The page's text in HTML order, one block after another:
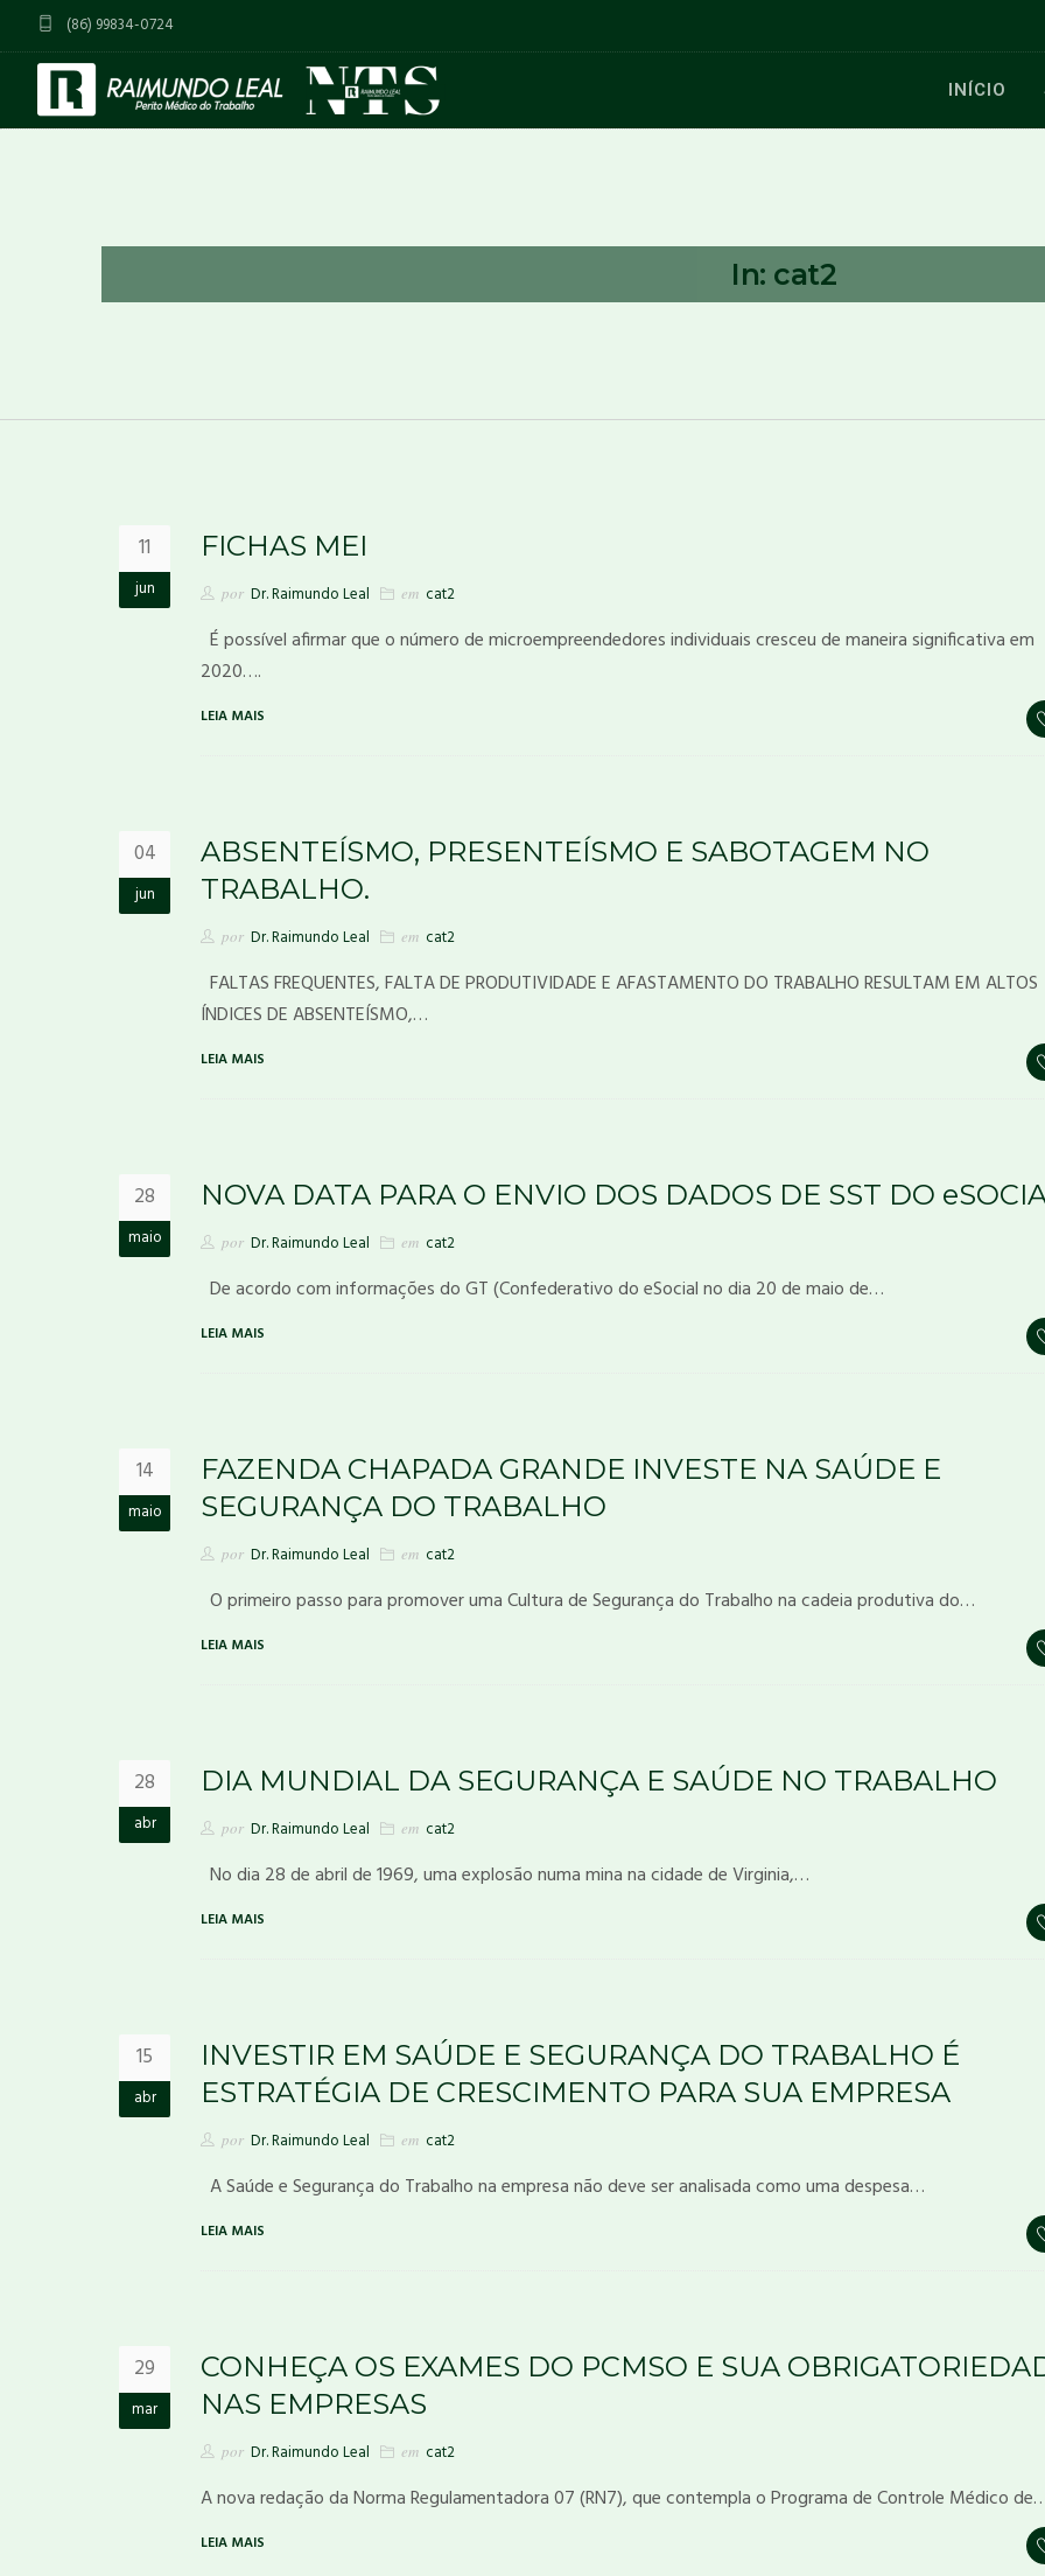
(86) 99834-0724
INÍCIO
In: cat2
11
jun
FICHAS MEI
por Dr. Raimundo Leal em cat2
É possível afirmar que o número de microempreendedores individuais cresceu de maneira significativa em
2020….
LEIA MAIS
04
jun
ABSENTEÍSMO, PRESENTEÍSMO E SABOTAGEM NO
TRABALHO.
por Dr. Raimundo Leal em cat2
FALTAS FREQUENTES, FALTA DE PRODUTIVIDADE E AFASTAMENTO DO TRABALHO RESULTAM EM ALTOS
ÍNDICES DE ABSENTEÍSMO,…
LEIA MAIS
28
maio
NOVA DATA PARA O ENVIO DOS DADOS DE SST DO
por Dr. Raimundo Leal em cat2
De acordo com informações do GT (Confederativo do eSocial no dia 20 de maio de…
LEIA MAIS
14
maio
FAZENDA CHAPADA GRANDE INVESTE NA SAÚDE E
SEGURANÇA DO TRABALHO
por Dr. Raimundo Leal em cat2
O primeiro passo para promover uma Cultura de Segurança do Trabalho na cadeia produtiva do…
LEIA MAIS
28
abr
DIA MUNDIAL DA SEGURANÇA E SAÚDE NO TRABALHO
por Dr. Raimundo Leal em cat2
No dia 28 de abril de 1969, uma explosão numa mina na cidade de Virginia,…
LEIA MAIS
15
abr
INVESTIR EM SAÚDE E SEGURANÇA DO TRABALHO É
ESTRATÉGIA DE CRESCIMENTO PARA SUA EMPRESA
por Dr. Raimundo Leal em cat2
A Saúde e Segurança do Trabalho na empresa não deve ser analisada como uma despesa…
LEIA MAIS
29
mar
CONHEÇA OS EXAMES DO PCMSO E SUA
NAS EMPRESAS
por Dr. Raimundo Leal em cat2
A nova redação da Norma Regulamentadora 07 (RN7), que contempla o Programa de Controle Médico
LEIA MAIS